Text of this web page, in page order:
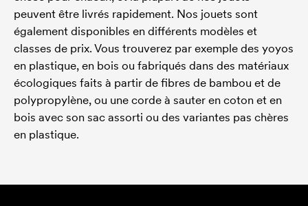
peuvent être livrés rapidement. Nos jouets sont
également disponibles en différents modèles et
classes de prix. Vous trouverez par exemple des yoyos
en plastique, en bois ou fabriqués dans des matériaux
écologiques faits à partir de fibres de bambou et de
polypropylène, ou une corde à sauter en coton et en
bois avec son sac assorti ou des variantes pas chères
en plastique.